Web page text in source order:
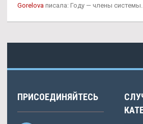
Gorelova писала: Году — члены системы.
ПРИСОЕДИНЯЙТЕСЬ